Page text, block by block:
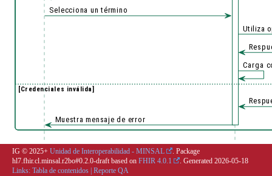
IG © 2025+ Unidad de Interoperabilidad - MINSAL
. Package
hl7.fhir.cl.minsal.r2bo#0.2.0-draft based on FHIR 4.0.1 . Generated 2026-05-18
Links: Tabla de contenidos Reporte QA